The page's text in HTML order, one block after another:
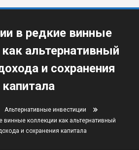
в редкие винные
альтернативный
и сохранения
капитала
Альтернативные инвестиции
винные коллекции как альтернативный
и сохранения капитала